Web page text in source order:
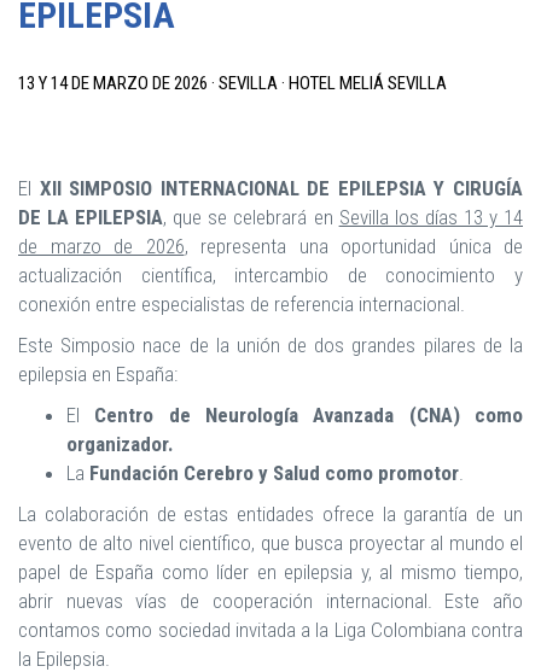
EPILEPSIA
13 Y 14 DE MARZO DE 2026 · SEVILLA · HOTEL MELIÁ SEVILLA
El XII SIMPOSIO INTERNACIONAL DE EPILEPSIA Y CIRUGÍA
DE LA EPILEPSIA, que se celebrará en Sevilla los días 13 y 14
de marzo de 2026, representa una oportunidad única de
actualización científica, intercambio de conocimiento y
conexión entre especialistas de referencia internacional.
Este Simposio nace de la unión de dos grandes pilares de la
epilepsia en España:
El Centro de Neurología Avanzada (CNA) como
organizador.
La Fundación Cerebro y Salud como promotor.
La colaboración de estas entidades ofrece la garantía de un
evento de alto nivel científico, que busca proyectar al mundo el
papel de España como líder en epilepsia y, al mismo tiempo,
abrir nuevas vías de cooperación internacional. Este año
contamos como sociedad invitada a la Liga Colombiana contra
la Epilepsia.